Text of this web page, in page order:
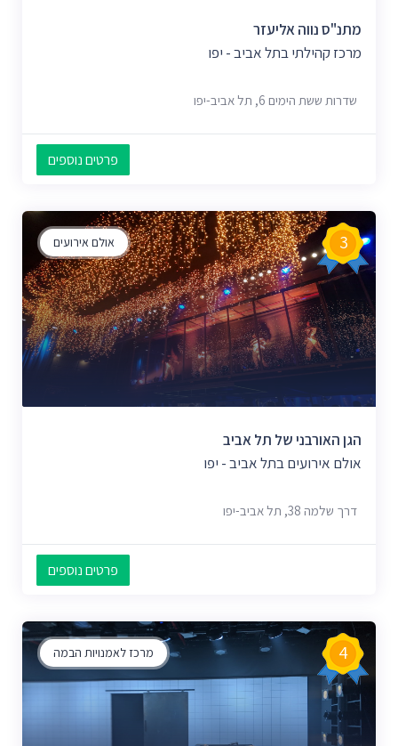
מתנ"ס נווה אליעזר
מרכז קהילתי בתל אביב - יפו
שדרות ששת הימים 6, תל אביב-יפו
פרטים נוספים
אולם אירועים 3
הגן האורבני של תל אביב
אולם אירועים בתל אביב - יפו
דרך שלמה 38, תל אביב-יפו
פרטים נוספים
מרכז לאמנויות הבמה 4